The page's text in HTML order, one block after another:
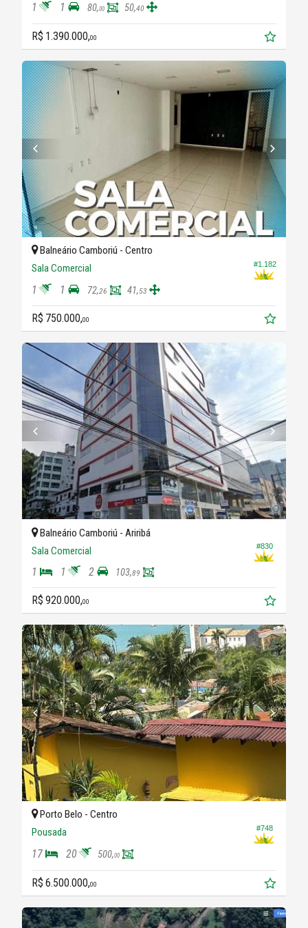
1 1 80,00 50,40
R$ 1.390.000,00
#1.182
Balneário Camboriú - Centro
Sala Comercial
1 1 72,26 41,53
R$ 750.000,00
#830
Balneário Camboriú - Ariribá
Sala Comercial
1 1 2 103,89
R$ 920.000,00
#748
Porto Belo - Centro
Pousada
17 20 500,00
R$ 6.500.000,00